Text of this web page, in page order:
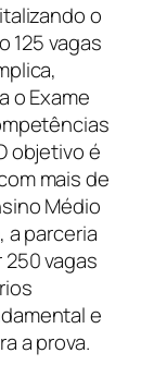
o
125 vagas
o Exame
objetivo é
mais de
Médio
a parceria
vagas
e
a prova.